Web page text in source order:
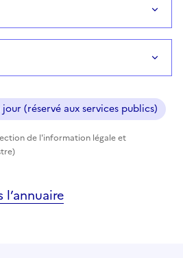
(réservé aux services publics)
de l'information légale et
l’annuaire